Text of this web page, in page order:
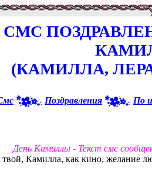
(КАМИЛЛА,
Поздравления По
День Камиллы - Текст смс
Камилла, как кино, желание